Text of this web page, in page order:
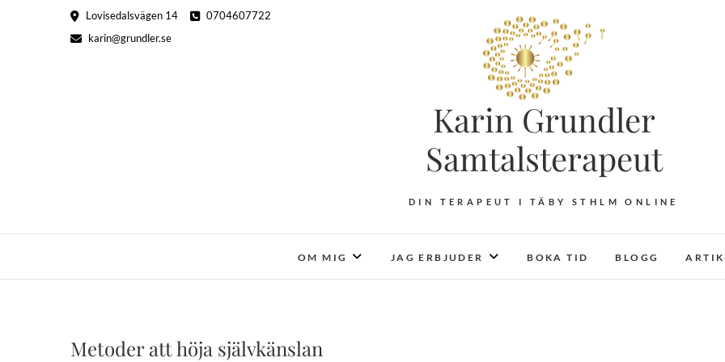
Lovisedalsvägen 14
0704607722
karin@grundler.se
Karin Grundler
Samtalsterapeut
DIN TERAPEUT I TÄBY STHLM ONLINE
OM MIG JAG ERBJUDER BOKA TID BLOGG
Metoder att höja självkänslan